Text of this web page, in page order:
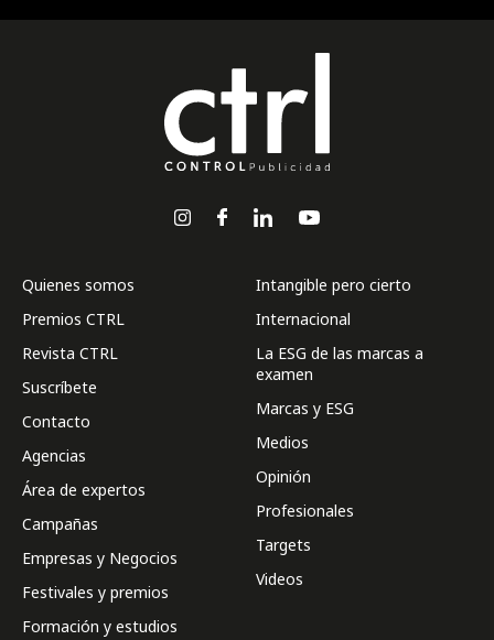
Quienes somos
Premios CTRL
Revista CTRL
Suscríbete
Contacto
Agencias
Área de expertos
Campañas
Empresas y Negocios
Festivales y premios
Formación y estudios
Intangible pero cierto
Internacional
La ESG de las marcas a
examen
Marcas y ESG
Medios
Opinión
Profesionales
Targets
Videos